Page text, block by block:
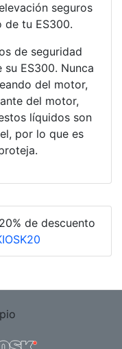
seguros
tu ES300.
de seguridad
ES300. Nunca
del motor,
del motor,
líquidos son
por lo que es
de descuento